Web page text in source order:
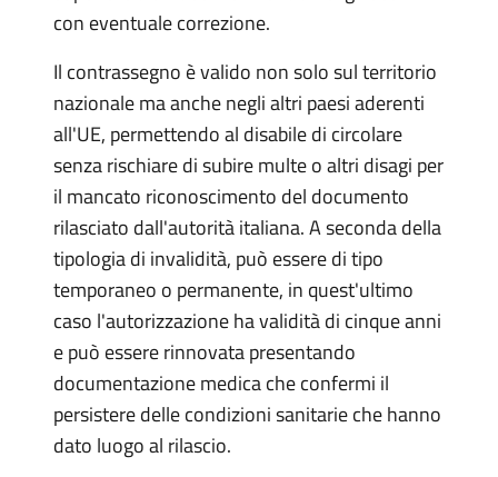
con eventuale correzione.
Il contrassegno è valido non solo sul territorio
nazionale ma anche negli altri paesi aderenti
all'UE, permettendo al disabile di circolare
senza rischiare di subire multe o altri disagi per
il mancato riconoscimento del documento
rilasciato dall'autorità italiana. A seconda della
tipologia di invalidità, può essere di tipo
temporaneo o permanente, in quest'ultimo
caso l'autorizzazione ha validità di cinque anni
e può essere rinnovata presentando
documentazione medica che confermi il
persistere delle condizioni sanitarie che hanno
dato luogo al rilascio.